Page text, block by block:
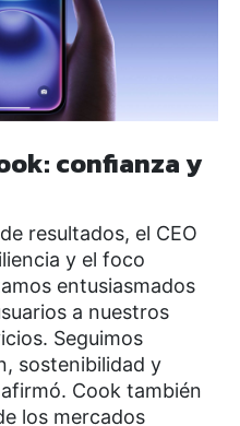
confianza y
resultados, el CEO
y el foco
entusiasmados
a nuestros
Seguimos
sostenibilidad y
Cook también
los mercados